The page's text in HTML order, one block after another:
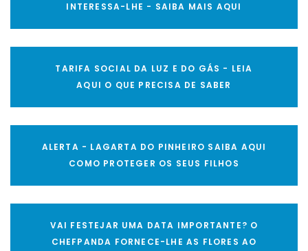
INTERESSA-LHE - SAIBA MAIS AQUI
TARIFA SOCIAL DA LUZ E DO GÁS - LEIA
AQUI O QUE PRECISA DE SABER
ALERTA - LAGARTA DO PINHEIRO SAIBA AQUI
COMO PROTEGER OS SEUS FILHOS
VAI FESTEJAR UMA DATA IMPORTANTE? O
CHEFPANDA FORNECE-LHE AS FLORES AO